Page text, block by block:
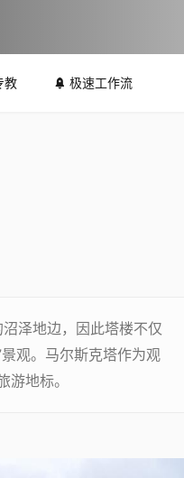
教 极速工作流
泽地边，因此塔楼不仅
观。马尔斯克塔作为观
地标。